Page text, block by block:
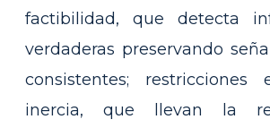
factibilidad, que detecta
verdaderas preservando
consistentes; restricciones
inercia, que llevan la